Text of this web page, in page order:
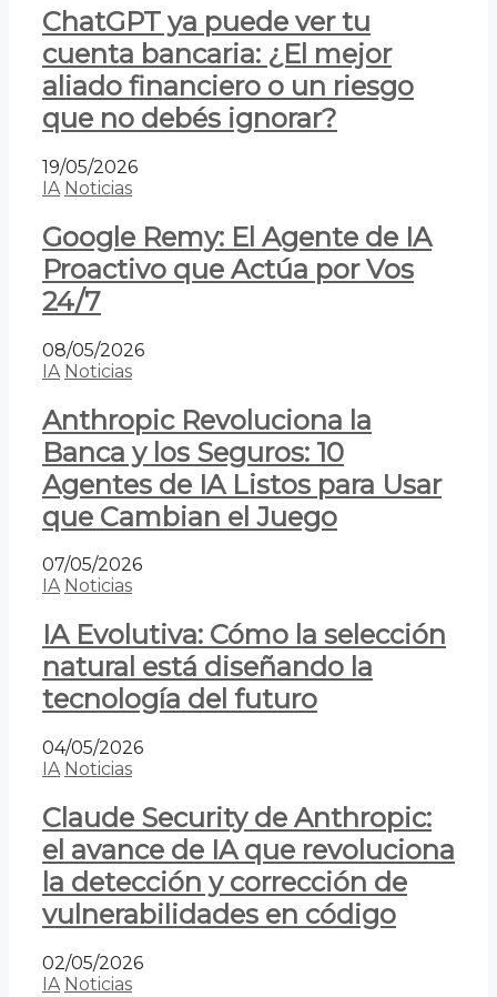
ChatGPT ya puede ver tu
cuenta bancaria: ¿El mejor
aliado financiero o un riesgo
que no debés ignorar?
19/05/2026
IA Noticias
Google Remy: El Agente de IA
Proactivo que Actúa por Vos
24/7
08/05/2026
IA Noticias
Anthropic Revoluciona la
Banca y los Seguros: 10
Agentes de IA Listos para Usar
que Cambian el Juego
07/05/2026
IA Noticias
IA Evolutiva: Cómo la selección
natural está diseñando la
tecnología del futuro
04/05/2026
IA Noticias
Claude Security de Anthropic:
el avance de IA que revoluciona
la detección y corrección de
vulnerabilidades en código
02/05/2026
IA Noticias